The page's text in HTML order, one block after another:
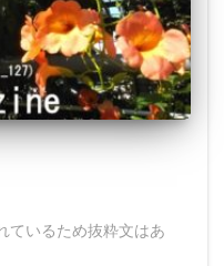
ているため抜粋文はあ